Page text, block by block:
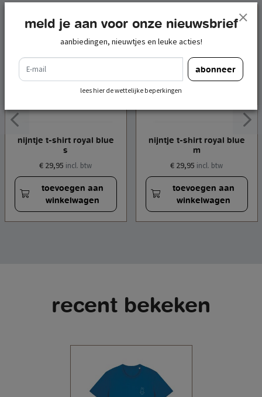
nijntje t-shirt royal blue
s
€ 29,95 incl. btw
toevoegen aan
winkelwagen
nijntje t-shirt royal blue
m
€ 29,95 incl. btw
toevoegen aan
winkelwagen
recent bekeken
meld je aan voor onze nieuwsbrief
aanbiedingen, nieuwtjes en leuke acties!
e-mail
abonneer
lees hier de wettelijke beperkingen